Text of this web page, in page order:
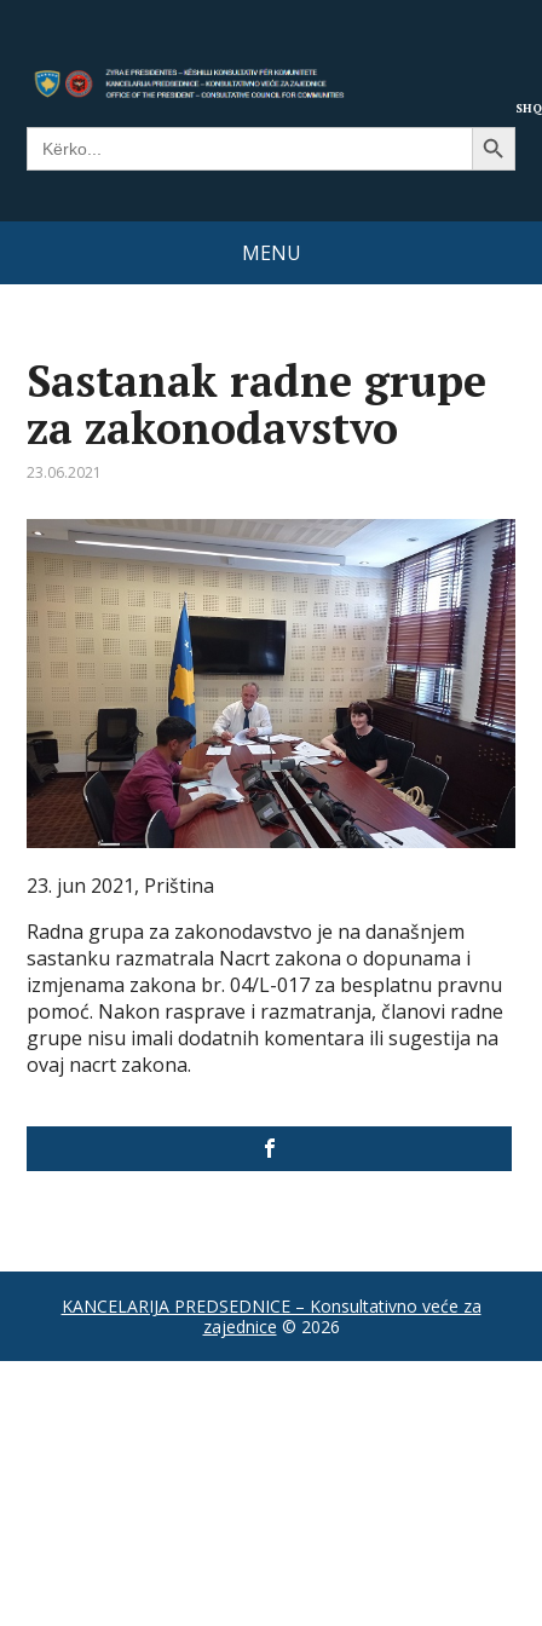
Search
for:
Search Button
MENU
Sastanak radne grupe
za zakonodavstvo
23.06.2021
23. jun 2021, Priština
Radna grupa za zakonodavstvo je na današnjem
sastanku razmatrala Nacrt zakona o dopunama i
izmjenama zakona br. 04/L-017 za besplatnu pravnu
pomoć. Nakon rasprave i razmatranja, članovi radne
grupe nisu imali dodatnih komentara ili sugestija na
ovaj nacrt zakona.
KANCELARIJA PREDSEDNICE – Konsultativno veće za
zajednice © 2026